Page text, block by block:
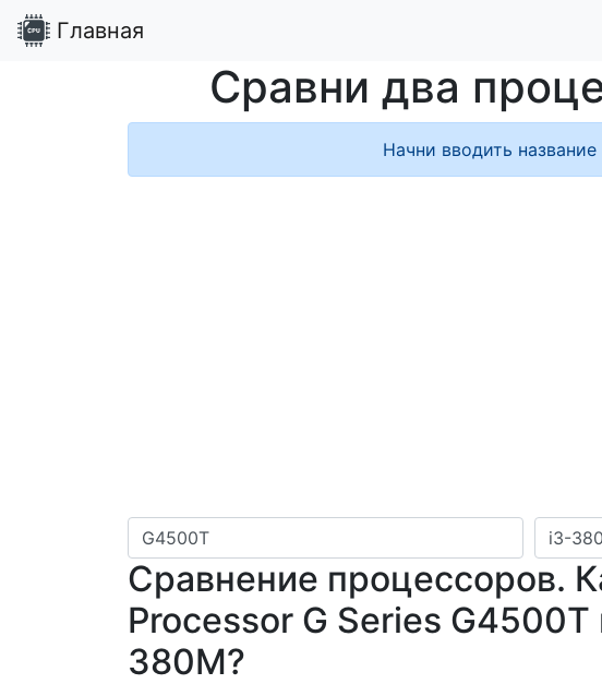
Главная
Сравни два
Начни вводить
Сравнение процессоров.
Processor G Series
380M?